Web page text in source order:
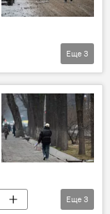
Еще 3
Еще 3